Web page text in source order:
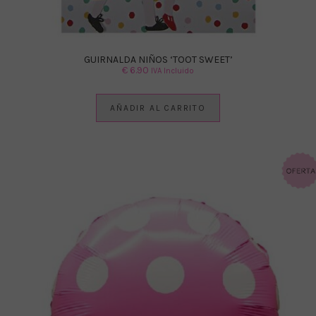
GUIRNALDA NIÑOS ‘TOOT SWEET’
€ 6.90 IVA Incluido
AÑADIR AL CARRITO